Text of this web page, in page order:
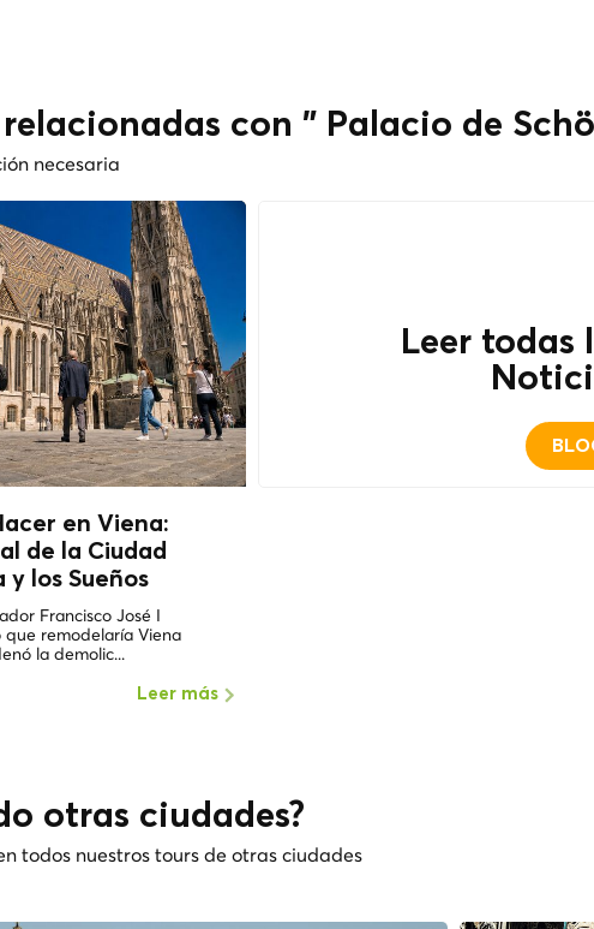
con " Palacio de
necesaria
en Viena:
de la Ciudad
y los Sueños
Francisco José I
remodelaría Viena
la demolic...
Leer más
Leer todas
otras ciudades?
todos nuestros tours de otras ciudades